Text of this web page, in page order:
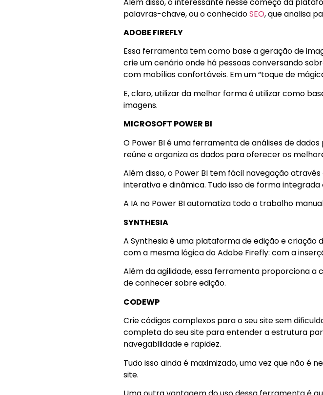
palavras-chave, ou o conhecidoSEO, que analisa
ADOBE FIREFLY
Essa ferramenta tem como base a geração de
crie um cenário onde há pessoas conversando
com mobílias confortáveis. Em um “toque de
E, claro, utilizar da melhor forma é utilizar como
imagens.
MICROSOFT POWER BI
O Power BI é uma ferramenta de análises de
reúne e organiza os dados para oferecer os
Além disso, o Power BI tem fácil navegação
interativa e dinâmica. Tudo isso de forma integrada
A IA no Power BI automatiza todo o trabalho
SYNTHESIA
A Synthesia é uma plataforma de edição e criação
com a mesma lógica do Adobe Firefly: com a
Além da agilidade, essa ferramenta proporciona a
de conhecer sobre edição.
CODEWP
Crie códigos complexos para o seu site sem
completa do seu site para entender a estrutura
navegabilidade e rapidez.
Tudo isso ainda é maximizado, uma vez que não
site.